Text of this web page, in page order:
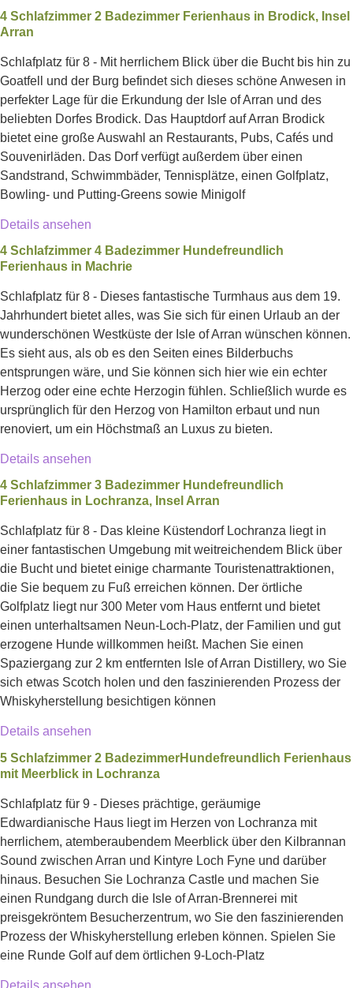
4 Schlafzimmer 2 Badezimmer Ferienhaus in Brodick, Insel
Arran
Schlafplatz für 8 - Mit herrlichem Blick über die Bucht bis hin zu
Goatfell und der Burg befindet sich dieses schöne Anwesen in
perfekter Lage für die Erkundung der Isle of Arran und des
beliebten Dorfes Brodick. Das Hauptdorf auf Arran Brodick
bietet eine große Auswahl an Restaurants, Pubs, Cafés und
Souvenirläden. Das Dorf verfügt außerdem über einen
Sandstrand, Schwimmbäder, Tennisplätze, einen Golfplatz,
Bowling- und Putting-Greens sowie Minigolf
Details ansehen
4 Schlafzimmer 4 Badezimmer Hundefreundlich
Ferienhaus in Machrie
Schlafplatz für 8 - Dieses fantastische Turmhaus aus dem 19.
Jahrhundert bietet alles, was Sie sich für einen Urlaub an der
wunderschönen Westküste der Isle of Arran wünschen können.
Es sieht aus, als ob es den Seiten eines Bilderbuchs
entsprungen wäre, und Sie können sich hier wie ein echter
Herzog oder eine echte Herzogin fühlen. Schließlich wurde es
ursprünglich für den Herzog von Hamilton erbaut und nun
renoviert, um ein Höchstmaß an Luxus zu bieten.
Details ansehen
4 Schlafzimmer 3 Badezimmer Hundefreundlich
Ferienhaus in Lochranza, Insel Arran
Schlafplatz für 8 - Das kleine Küstendorf Lochranza liegt in
einer fantastischen Umgebung mit weitreichendem Blick über
die Bucht und bietet einige charmante Touristenattraktionen,
die Sie bequem zu Fuß erreichen können. Der örtliche
Golfplatz liegt nur 300 Meter vom Haus entfernt und bietet
einen unterhaltsamen Neun-Loch-Platz, der Familien und gut
erzogene Hunde willkommen heißt. Machen Sie einen
Spaziergang zur 2 km entfernten Isle of Arran Distillery, wo Sie
sich etwas Scotch holen und den faszinierenden Prozess der
Whiskyherstellung besichtigen können
Details ansehen
5 Schlafzimmer 2 BadezimmerHundefreundlich Ferienhaus
mit Meerblick in Lochranza
Schlafplatz für 9 - Dieses prächtige, geräumige
Edwardianische Haus liegt im Herzen von Lochranza mit
herrlichem, atemberaubendem Meerblick über den Kilbrannan
Sound zwischen Arran und Kintyre Loch Fyne und darüber
hinaus. Besuchen Sie Lochranza Castle und machen Sie
einen Rundgang durch die Isle of Arran-Brennerei mit
preisgekröntem Besucherzentrum, wo Sie den faszinierenden
Prozess der Whiskyherstellung erleben können. Spielen Sie
eine Runde Golf auf dem örtlichen 9-Loch-Platz
Details ansehen